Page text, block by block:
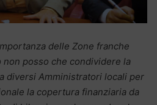
delle Zone franche
non posso che condividere la
diversi Amministratori locali per
la copertura finanziaria da